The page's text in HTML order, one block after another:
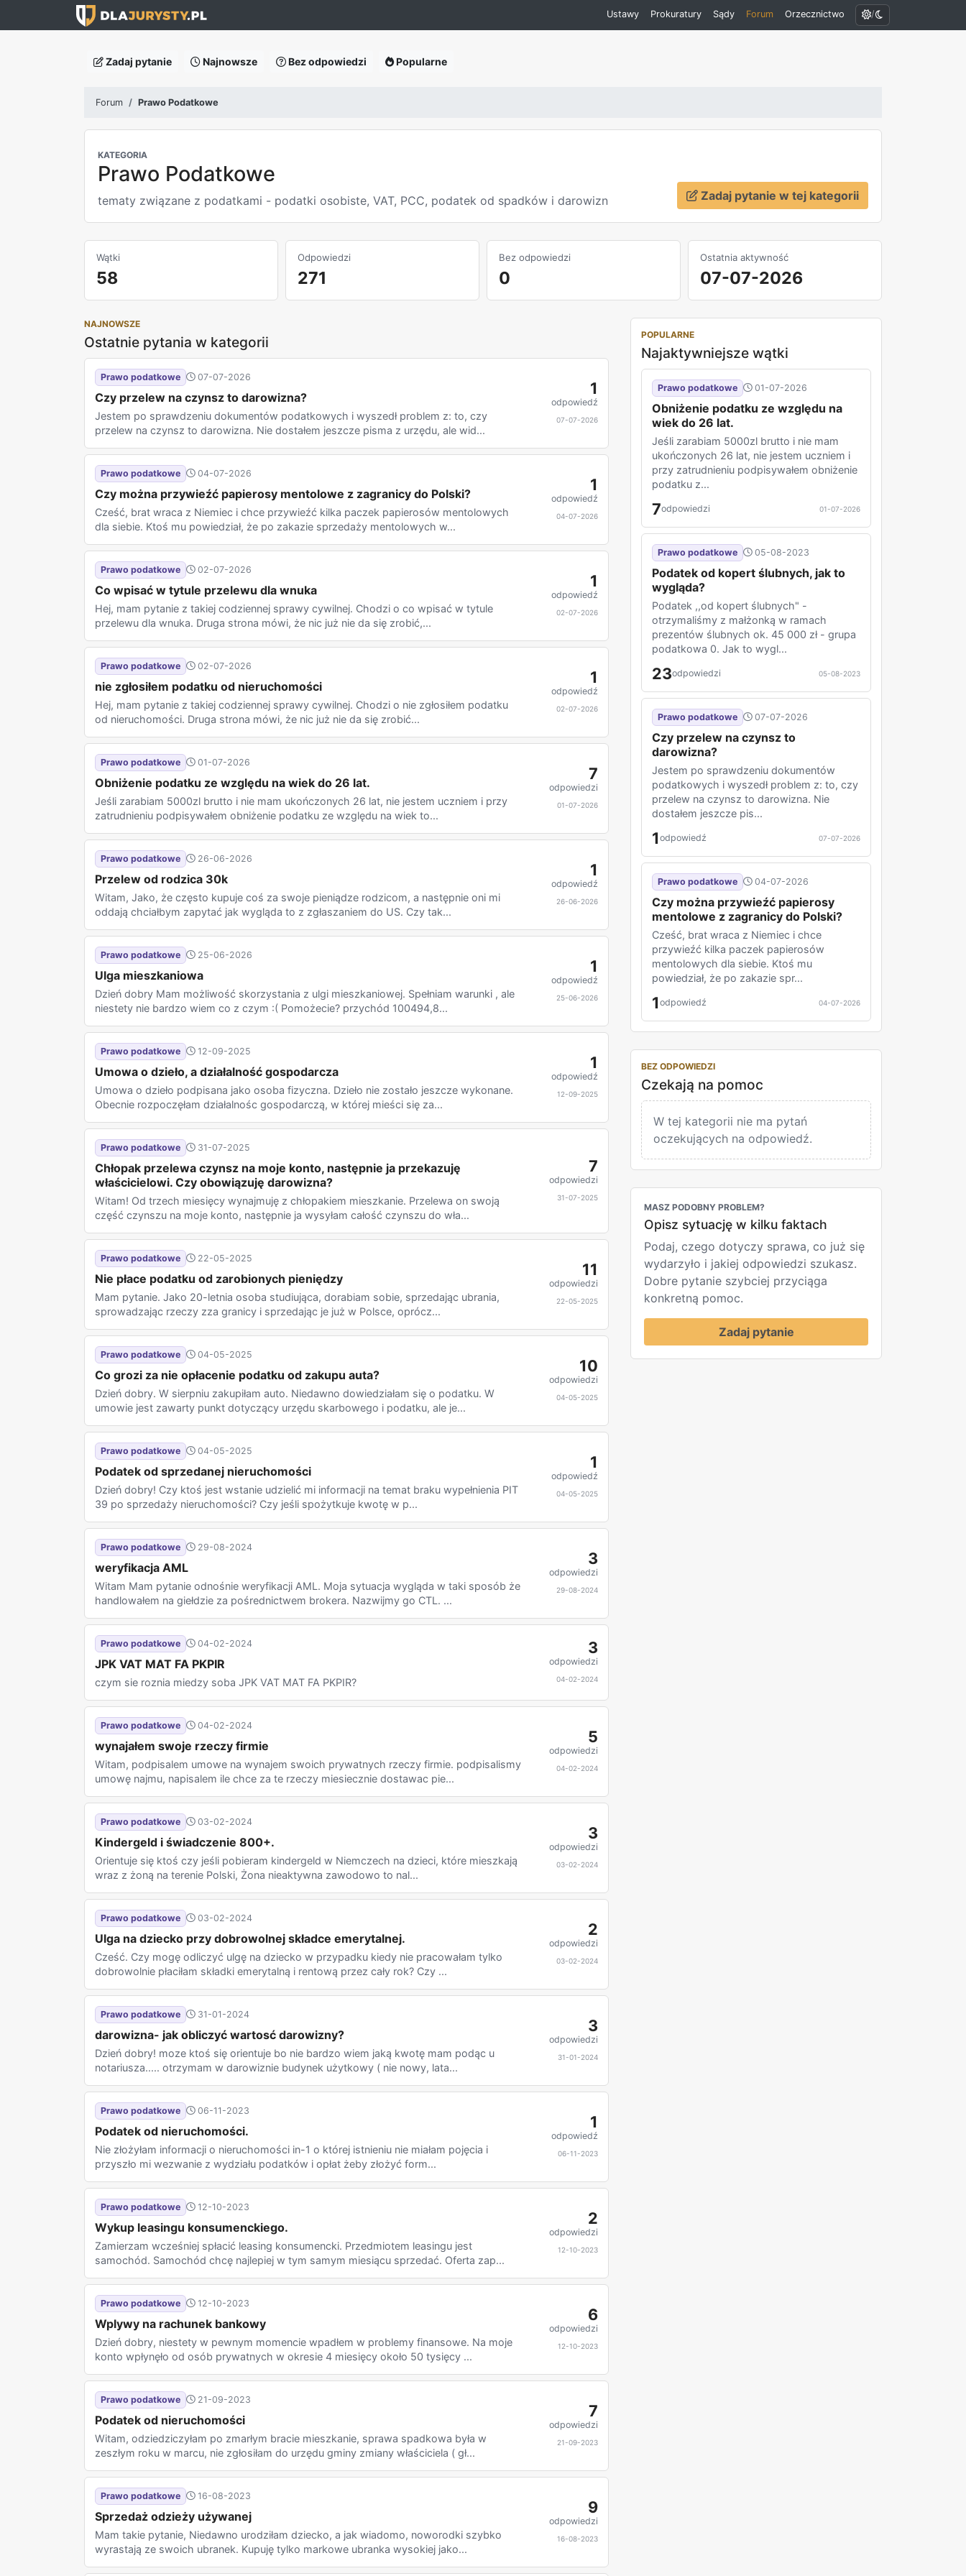
Ustawy Prokuratury Sądy Forum Orzecznictwo /
Zadaj pytanie Najnowsze Bez odpowiedzi Popularne
Forum Prawo Podatkowe
KATEGORIA
Prawo Podatkowe
tematy związane z podatkami - podatki osobiste, VAT, PCC, podatek od spadków i darowizn Zadaj pytanie w tej kategorii
Wątki
58
Odpowiedzi
271
Bez odpowiedzi
0
Ostatnia aktywność
07-07-2026
NAJNOWSZE
Ostatnie pytania w kategorii
Prawo podatkowe 07-07-2026
Czy przelew na czynsz to darowizna?
Jestem po sprawdzeniu dokumentów podatkowych i wyszedł problem z: to, czy
przelew na czynsz to darowizna. Nie dostałem jeszcze pisma z urzędu, ale wid...
1
odpowiedź
07-07-2026
Prawo podatkowe 04-07-2026
Czy można przywieźć papierosy mentolowe z zagranicy do Polski?
Cześć, brat wraca z Niemiec i chce przywieźć kilka paczek papierosów mentolowych
dla siebie. Ktoś mu powiedział, że po zakazie sprzedaży mentolowych w...
1
odpowiedź
04-07-2026
Prawo podatkowe 02-07-2026
Co wpisać w tytule przelewu dla wnuka
Hej, mam pytanie z takiej codziennej sprawy cywilnej. Chodzi o co wpisać w tytule
przelewu dla wnuka. Druga strona mówi, że nic już nie da się zrobić,...
1
odpowiedź
02-07-2026
Prawo podatkowe 02-07-2026
nie zgłosiłem podatku od nieruchomości
Hej, mam pytanie z takiej codziennej sprawy cywilnej. Chodzi o nie zgłosiłem podatku
od nieruchomości. Druga strona mówi, że nic już nie da się zrobić...
1
odpowiedź
02-07-2026
Prawo podatkowe 01-07-2026
Obniżenie podatku ze względu na wiek do 26 lat.
Jeśli zarabiam 5000zl brutto i nie mam ukończonych 26 lat, nie jestem uczniem i przy
zatrudnieniu podpisywałem obniżenie podatku ze względu na wiek to...
7
odpowiedzi
01-07-2026
Prawo podatkowe 26-06-2026
Przelew od rodzica 30k
Witam, Jako, że często kupuje coś za swoje pieniądze rodzicom, a następnie oni mi
oddają chciałbym zapytać jak wygląda to z zgłaszaniem do US. Czy tak...
1
odpowiedź
26-06-2026
Prawo podatkowe 25-06-2026
Ulga mieszkaniowa
Dzień dobry Mam możliwość skorzystania z ulgi mieszkaniowej. Spełniam warunki , ale
niestety nie bardzo wiem co z czym :( Pomożecie? przychód 100494,8...
1
odpowiedź
25-06-2026
Prawo podatkowe 12-09-2025
Umowa o dzieło, a działalność gospodarcza
Umowa o dzieło podpisana jako osoba fizyczna. Dzieło nie zostało jeszcze wykonane.
Obecnie rozpoczęłam działalnośc gospodarczą, w której mieści się za...
1
odpowiedź
12-09-2025
Prawo podatkowe 31-07-2025
Chłopak przelewa czynsz na moje konto, następnie ja przekazuję
właścicielowi. Czy obowiązuję darowizna?
Witam! Od trzech miesięcy wynajmuję z chłopakiem mieszkanie. Przelewa on swoją
część czynszu na moje konto, następnie ja wysyłam całość czynszu do wła...
7
odpowiedzi
31-07-2025
Prawo podatkowe 22-05-2025
Nie płace podatku od zarobionych pieniędzy
Mam pytanie. Jako 20-letnia osoba studiująca, dorabiam sobie, sprzedając ubrania,
sprowadzając rzeczy zza granicy i sprzedając je już w Polsce, oprócz...
11
odpowiedzi
22-05-2025
Prawo podatkowe 04-05-2025
Co grozi za nie opłacenie podatku od zakupu auta?
Dzień dobry. W sierpniu zakupiłam auto. Niedawno dowiedziałam się o podatku. W
umowie jest zawarty punkt dotyczący urzędu skarbowego i podatku, ale je...
10
odpowiedzi
04-05-2025
Prawo podatkowe 04-05-2025
Podatek od sprzedanej nieruchomości
Dzień dobry! Czy ktoś jest wstanie udzielić mi informacji na temat braku wypełnienia PIT
39 po sprzedaży nieruchomości? Czy jeśli spożytkuje kwotę w p...
1
odpowiedź
04-05-2025
Prawo podatkowe 29-08-2024
weryfikacja AML
Witam Mam pytanie odnośnie weryfikacji AML. Moja sytuacja wygląda w taki sposób że
handlowałem na giełdzie za pośrednictwem brokera. Nazwijmy go CTL. ...
3
odpowiedzi
29-08-2024
Prawo podatkowe 04-02-2024
JPK VAT MAT FA PKPIR
czym sie roznia miedzy soba JPK VAT MAT FA PKPIR?
3
odpowiedzi
04-02-2024
Prawo podatkowe 04-02-2024
wynajałem swoje rzeczy firmie
Witam, podpisalem umowe na wynajem swoich prywatnych rzeczy firmie. podpisalismy
umowę najmu, napisalem ile chce za te rzeczy miesiecznie dostawac pie...
5
odpowiedzi
04-02-2024
Prawo podatkowe 03-02-2024
Kindergeld i świadczenie 800+.
Orientuje się ktoś czy jeśli pobieram kindergeld w Niemczech na dzieci, które mieszkają
wraz z żoną na terenie Polski, Żona nieaktywna zawodowo to nal...
3
odpowiedzi
03-02-2024
Prawo podatkowe 03-02-2024
Ulga na dziecko przy dobrowolnej składce emerytalnej.
Cześć. Czy mogę odliczyć ulgę na dziecko w przypadku kiedy nie pracowałam tylko
dobrowolnie płaciłam składki emerytalną i rentową przez cały rok? Czy ...
2
odpowiedzi
03-02-2024
Prawo podatkowe 31-01-2024
darowizna- jak obliczyć wartosć darowizny?
Dzień dobry! moze ktoś się orientuje bo nie bardzo wiem jaką kwotę mam podąc u
notariusza..... otrzymam w darowiznie budynek użytkowy ( nie nowy, lata...
3
odpowiedzi
31-01-2024
Prawo podatkowe 06-11-2023
Podatek od nieruchomości.
Nie złożyłam informacji o nieruchomości in-1 o której istnieniu nie miałam pojęcia i
przyszło mi wezwanie z wydziału podatków i opłat żeby złożyć form...
1
odpowiedź
06-11-2023
Prawo podatkowe 12-10-2023
Wykup leasingu konsumenckiego.
Zamierzam wcześniej spłacić leasing konsumencki. Przedmiotem leasingu jest
samochód. Samochód chcę najlepiej w tym samym miesiącu sprzedać. Oferta zap...
2
odpowiedzi
12-10-2023
Prawo podatkowe 12-10-2023
Wplywy na rachunek bankowy
Dzień dobry, niestety w pewnym momencie wpadłem w problemy finansowe. Na moje
konto wpłynęło od osób prywatnych w okresie 4 miesięcy około 50 tysięcy ...
6
odpowiedzi
12-10-2023
Prawo podatkowe 21-09-2023
Podatek od nieruchomości
Witam, odziedziczyłam po zmarłym bracie mieszkanie, sprawa spadkowa była w
zeszłym roku w marcu, nie zgłosiłam do urzędu gminy zmiany właściciela ( gł...
7
odpowiedzi
21-09-2023
Prawo podatkowe 16-08-2023
Sprzedaż odzieży używanej
Mam takie pytanie, Niedawno urodziłam dziecko, a jak wiadomo, noworodki szybko
wyrastają ze swoich ubranek. Kupuję tylko markowe ubranka wysokiej jako...
9
odpowiedzi
16-08-2023
POPULARNE
Najaktywniejsze wątki
Prawo podatkowe 01-07-2026
Obniżenie podatku ze względu na
wiek do 26 lat.
Jeśli zarabiam 5000zl brutto i nie mam
ukończonych 26 lat, nie jestem uczniem i
przy zatrudnieniu podpisywałem obniżenie
podatku z...
7odpowiedzi 01-07-2026
Prawo podatkowe 05-08-2023
Podatek od kopert ślubnych, jak to
wygląda?
Podatek ,,od kopert ślubnych" -
otrzymaliśmy z małżonką w ramach
prezentów ślubnych ok. 45 000 zł - grupa
podatkowa 0. Jak to wygl...
23odpowiedzi 05-08-2023
Prawo podatkowe 07-07-2026
Czy przelew na czynsz to
darowizna?
Jestem po sprawdzeniu dokumentów
podatkowych i wyszedł problem z: to, czy
przelew na czynsz to darowizna. Nie
dostałem jeszcze pis...
1odpowiedź 07-07-2026
Prawo podatkowe 04-07-2026
Czy można przywieźć papierosy
mentolowe z zagranicy do Polski?
Cześć, brat wraca z Niemiec i chce
przywieźć kilka paczek papierosów
mentolowych dla siebie. Ktoś mu
powiedział, że po zakazie spr...
1odpowiedź 04-07-2026
BEZ ODPOWIEDZI
Czekają na pomoc
W tej kategorii nie ma pytań
oczekujących na odpowiedź.
MASZ PODOBNY PROBLEM?
Opisz sytuację w kilku faktach
Podaj, czego dotyczy sprawa, co już się
wydarzyło i jakiej odpowiedzi szukasz.
Dobre pytanie szybciej przyciąga
konkretną pomoc.
Zadaj pytanie